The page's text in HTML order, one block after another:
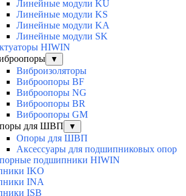
Линейные модули KU
Линейные модули KS
Линейные модули KA
Линейные модули SK
HIWIN
▼
Виброизоляторы
Виброопоры BF
Виброопоры NG
Виброопоры BR
Виброопоры GM
для ШВП
▼
Опоры для ШВП
Аксессуары для подшипниковых опор
подшипники HIWIN
IKO
INA
ISB